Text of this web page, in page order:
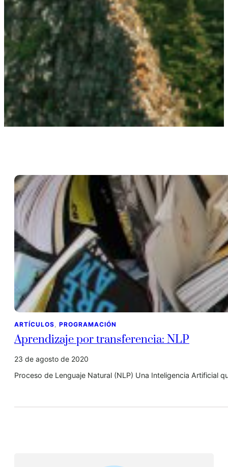
ARTÍCULOS, PROGRAMACIÓN
Aprendizaje por transferencia: NLP
23 de agosto de 2020
Proceso de Lenguaje Natural (NLP) Una Inteligencia Artificial